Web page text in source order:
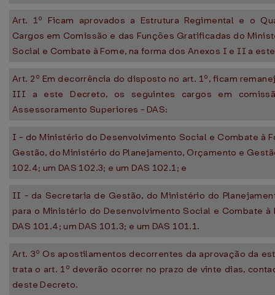
Art. 1º Ficam aprovados a Estrutura Regimental e o
Cargos em Comissão e das Funções Gratificadas do
Social e Combate à Fome, na forma dos Anexos I e II a
Art. 2º Em decorrência do disposto no art. 1º, ficam
III a este Decreto, os seguintes cargos em
Assessoramento Superiores - DAS:
I - do Ministério do Desenvolvimento Social e Combate à
Gestão, do Ministério do Planejamento, Orçamento e
102.4; um DAS 102.3; e um DAS 102.1; e
II - da Secretaria de Gestão, do Ministério do
para o Ministério do Desenvolvimento Social e Combate à
DAS 101.4; um DAS 101.3; e um DAS 101.1.
Art. 3º Os apostilamentos decorrentes da aprovação da
trata o art. 1º deverão ocorrer no prazo de vinte dias,
deste Decreto.